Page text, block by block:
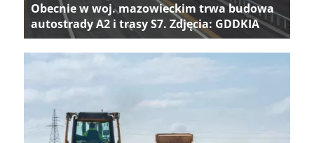
Obecnie w woj. mazowieckim trwa budowa
autostrady A2 i trasy S7. Zdjęcia: GDDKIA